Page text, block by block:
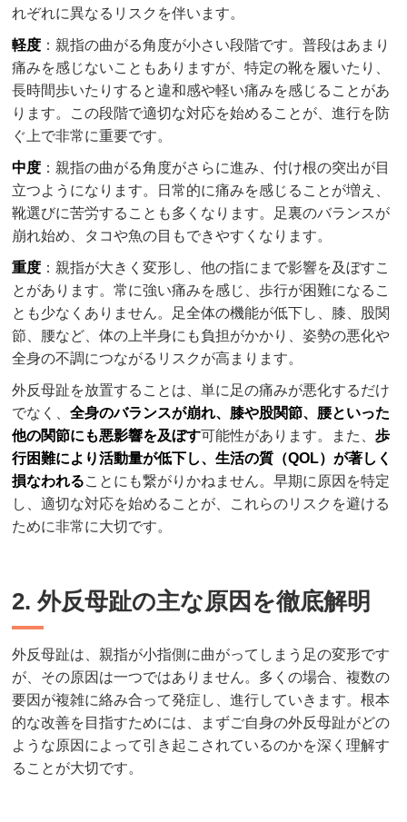
れぞれに異なるリスクを伴います。
軽度 ：親指の曲がる角度が小さい段階です。普段はあまり
痛みを感じないこともありますが、特定の靴を履いたり、
長時間歩いたりすると違和感や軽い痛みを感じることがあ
ります。この段階で適切な対応を始めることが、進行を防
ぐ上で非常に重要です。
中度 ：親指の曲がる角度がさらに進み、付け根の突出が目
立つようになります。日常的に痛みを感じることが増え、
靴選びに苦労することも多くなります。足裏のバランスが
崩れ始め、タコや魚の目もできやすくなります。
重度 ：親指が大きく変形し、他の指にまで影響を及ぼすこ
とがあります。常に強い痛みを感じ、歩行が困難になるこ
とも少なくありません。足全体の機能が低下し、膝、股関
節、腰など、体の上半身にも負担がかかり、姿勢の悪化や
全身の不調につながるリスクが高まります。
外反母趾を放置することは、単に足の痛みが悪化するだけ
でなく、全身のバランスが崩れ、膝や股関節、腰といった
他の関節にも悪影響を及ぼす可能性があります。また、歩
行困難により活動量が低下し、生活の質（QOL）が著しく
損なわれることにも繋がりかねません。早期に原因を特定
し、適切な対応を始めることが、これらのリスクを避ける
ために非常に大切です。
2. 外反母趾の主な原因を徹底解明
外反母趾は、親指が小指側に曲がってしまう足の変形です
が、その原因は一つではありません。多くの場合、複数の
要因が複雑に絡み合って発症し、進行していきます。根本
的な改善を目指すためには、まずご自身の外反母趾がどの
ような原因によって引き起こされているのかを深く理解す
ることが大切です。